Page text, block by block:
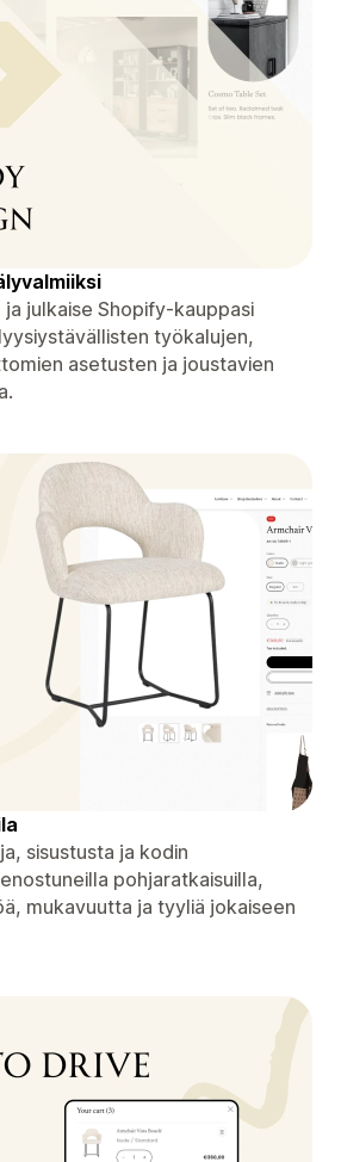
ja julkaise Shopify-kauppasi
työkalujen,
asetusten ja joustavien
sisustusta ja kodin
pohjaratkaisuilla,
mukavuutta ja tyyliä jokaiseen